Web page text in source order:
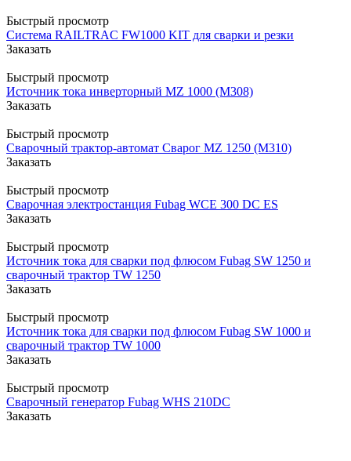
Быстрый просмотр
Система RAILTRAC FW1000 KIT для сварки и резки
Заказать
Быстрый просмотр
Источник тока инверторный MZ 1000 (М308)
Заказать
Быстрый просмотр
Сварочный трактор-автомат Сварог MZ 1250 (M310)
Заказать
Быстрый просмотр
Сварочная электростанция Fubag WCE 300 DC ES
Заказать
Быстрый просмотр
Источник тока для сварки под флюсом Fubag SW 1250 и
сварочный трактор TW 1250
Заказать
Быстрый просмотр
Источник тока для сварки под флюсом Fubag SW 1000 и
сварочный трактор TW 1000
Заказать
Быстрый просмотр
Сварочный генератор Fubag WHS 210DC
Заказать